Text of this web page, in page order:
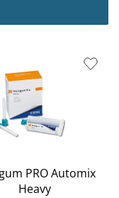
PRO Automix
Heavy